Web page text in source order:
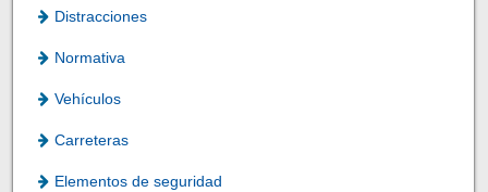
Distracciones
Normativa
Vehículos
Carreteras
Elementos de seguridad